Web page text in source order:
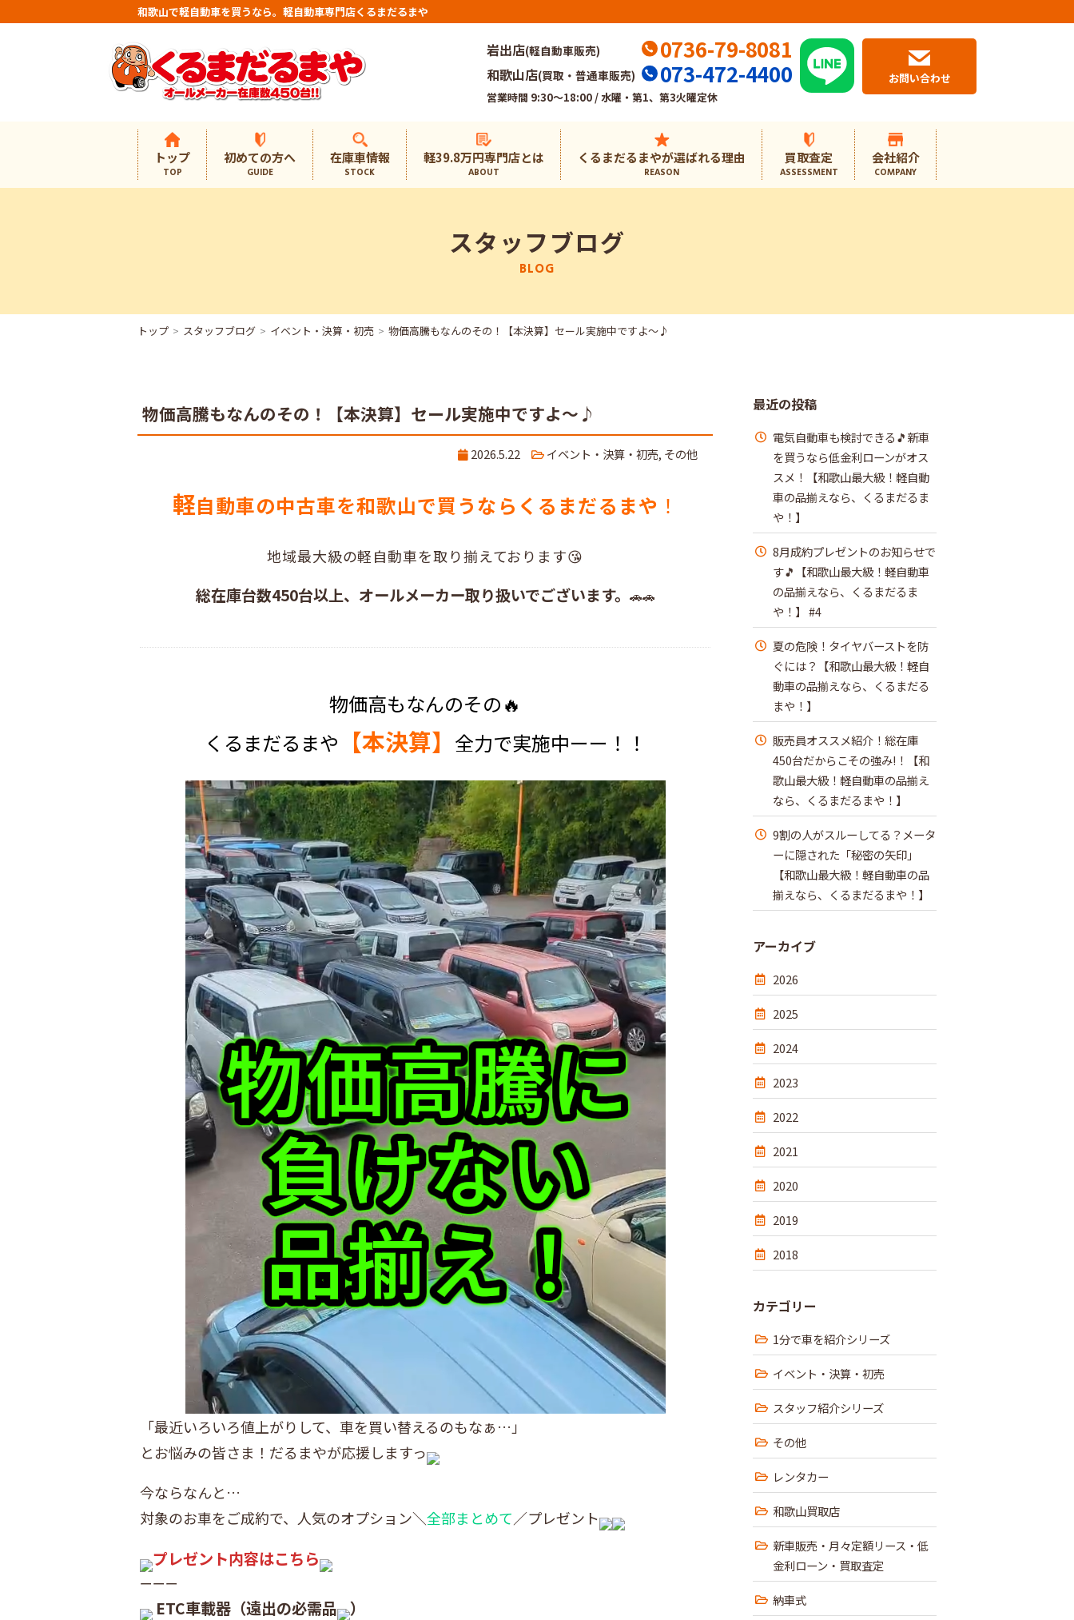
和歌山で軽自動車を買うなら。軽自動車専門店くるまだるまや
岩出店(軽自動車販売) 0736-79-8081
和歌山店(買取・普通車販売) 073-472-4400
営業時間 9:30～18:00 / 水曜・第1、第3火曜定休
お問い合わせ
トップ
TOP
初めての方へ
GUIDE
在庫車情報
STOCK
軽39.8万円専門店とは
ABOUT
くるまだるまやが選ばれる理由
REASON
買取査定
ASSESSMENT
会社紹介
COMPANY
スタッフブログ
BLOG
トップ スタッフブログ イベント・決算・初売 物価高騰もなんのその！【本決算】セール実施中ですよ～♪
物価高騰もなんのその！【本決算】セール実施中ですよ～♪
2026.5.22 イベント・決算・初売, その他
軽自動車の中古車を和歌山で買うならくるまだるまや ！
地域最大級の軽自動車を取り揃えております😘
総在庫台数450台以上、オールメーカー取り扱いでございます。 🚗🚗
物価高もなんのその🔥
くるまだるまや 【本決算】 全力で実施中ーー！！
「最近いろいろ値上がりして、車を買い替えるのもなぁ…」
とお悩みの皆さま！だるまやが応援しますっ
今ならなんと…
対象のお車をご成約で、人気のオプション＼全部まとめて／プレゼント
プレゼント内容はこちら
ーーー
ETC車載器（遠出の必需品 ）
最近の投稿
電気自動車も検討できる🎵新車
を買うなら低金利ローンがオス
スメ！【和歌山最大級！軽自動
車の品揃えなら、くるまだるま
や！】
8月成約プレゼントのお知らせで
す🎵【和歌山最大級！軽自動車
の品揃えなら、くるまだるま
や！】 #4
夏の危険！タイヤバーストを防
ぐには？【和歌山最大級！軽自
動車の品揃えなら、くるまだる
まや！】
販売員オススメ紹介！総在庫
450台だからこその強み!！【和
歌山最大級！軽自動車の品揃え
なら、くるまだるまや！】
9割の人がスルーしてる？メータ
ーに隠された「秘密の矢印」
【和歌山最大級！軽自動車の品
揃えなら、くるまだるまや！】
アーカイブ
2026
2025
2024
2023
2022
2021
2020
2019
2018
カテゴリー
1分で車を紹介シリーズ
イベント・決算・初売
スタッフ紹介シリーズ
その他
レンタカー
和歌山買取店
新車販売・月々定額リース・低
金利ローン・買取査定
納車式